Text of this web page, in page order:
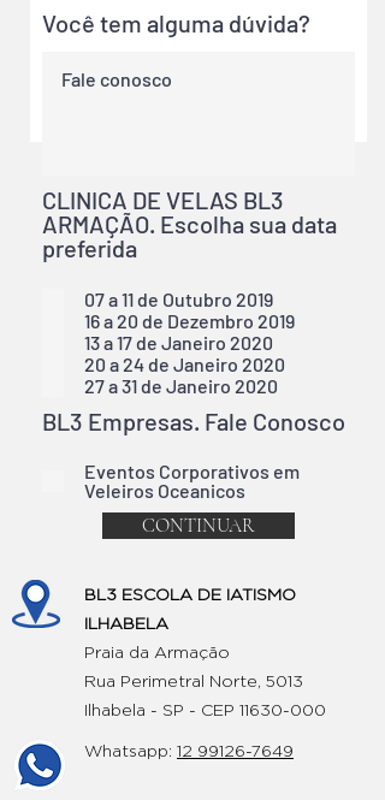
Você tem alguma dúvida?
CLINICA DE VELAS BL3
ARMAÇÃO. Escolha sua data
preferida
07 a 11 de Outubro 2019
16 a 20 de Dezembro 2019
13 a 17 de Janeiro 2020
20 a 24 de Janeiro 2020
27 a 31 de Janeiro 2020
BL3 Empresas. Fale Conosco
Eventos Corporativos em
Veleiros Oceanicos
CONTINUAR
BL3 ESCOLA DE IATISMO
ILHABELA
Praia da Armação
Rua Perimetral Norte, 5013
Ilhabela - SP - CEP 11630-000
Whatsapp: 12 99126-7649